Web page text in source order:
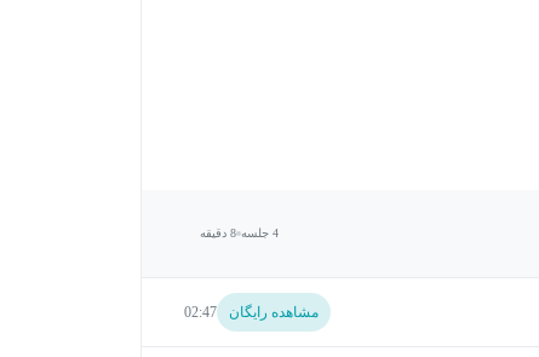
4 جلسه 8 دقیقه
مشاهده رایگان 02:47